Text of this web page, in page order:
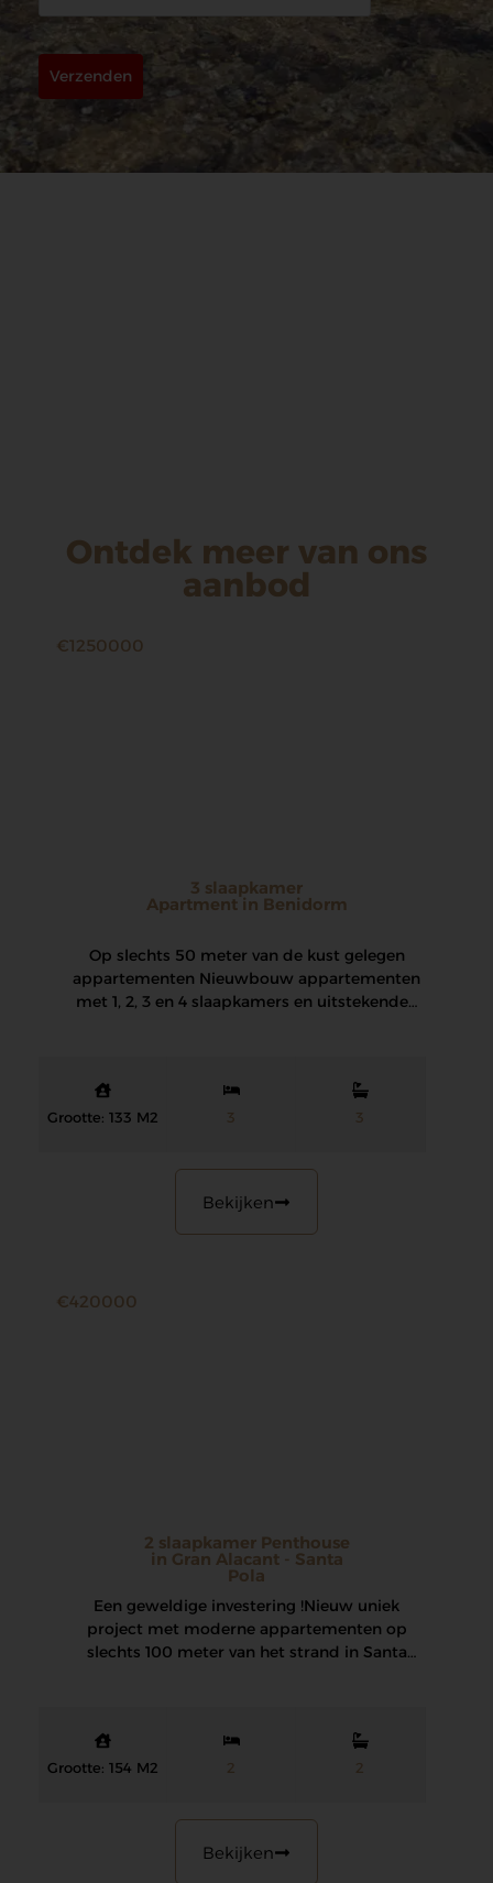
Verzenden
Ontdek meer van ons
aanbod
€1250000
3 slaapkamer
Apartment in Benidorm
Op slechts 50 meter van de kust gelegen
appartementen Nieuwbouw appartementen
met 1, 2, 3 en 4 slaapkamers en uitstekende…
Grootte: 133 M2 3 3
Bekijken
€420000
2 slaapkamer Penthouse
in Gran Alacant - Santa
Pola
Een geweldige investering ! Nieuw uniek
project met moderne appartementen op
slechts 100 meter van het strand in Santa
Grootte: 154 M2 2 2
Bekijken